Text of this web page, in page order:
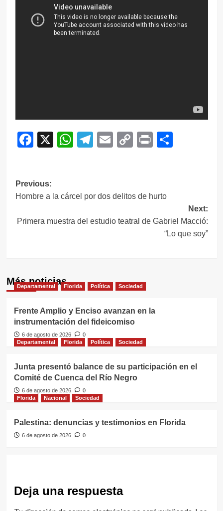
Facebook
X WhatsApp
Telegram
EmailCopy
Print
Navegación
de
entradas
Previous:
Hombre a la cárcel por dos delitos de hurto
Next:
Primera muestra del estudio teatral de Gabriel Macció:
“Lo que soy”
Más noticias
Departamental Florida Política Sociedad
Frente Amplio y Enciso avanzan en la
instrumentación del fideicomiso
6 de agosto de 2026
0
Departamental
Florida Política Sociedad
Junta presentó balance de su participación en el
Comité de Cuenca del Río Negro
6 de agosto de 2026
0
Florida
Nacional Sociedad
Palestina: denuncias y testimonios en Florida
6 de agosto de 2026 0
Deja una respuesta